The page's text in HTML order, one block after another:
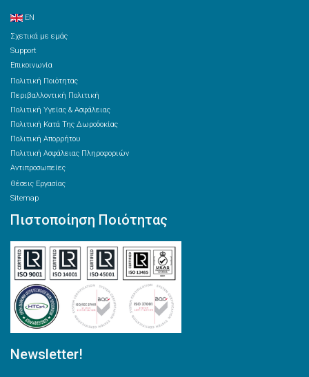
EN
Σχετικά με εμάς
Support
Επικοινωνία
Πολιτική Ποιότητας
Περιβαλλοντική Πολιτική
Πολιτική Υγείας & Ασφάλειας
Πολιτική Κατά Της Δωροδοκίας
Πολιτική Απορρήτου
Πολιτική Ασφάλειας Πληροφοριών
Αντιπροσωπείες
Θέσεις Εργασίας
Sitemap
Πιστοποίηση Ποιότητας
Newsletter!